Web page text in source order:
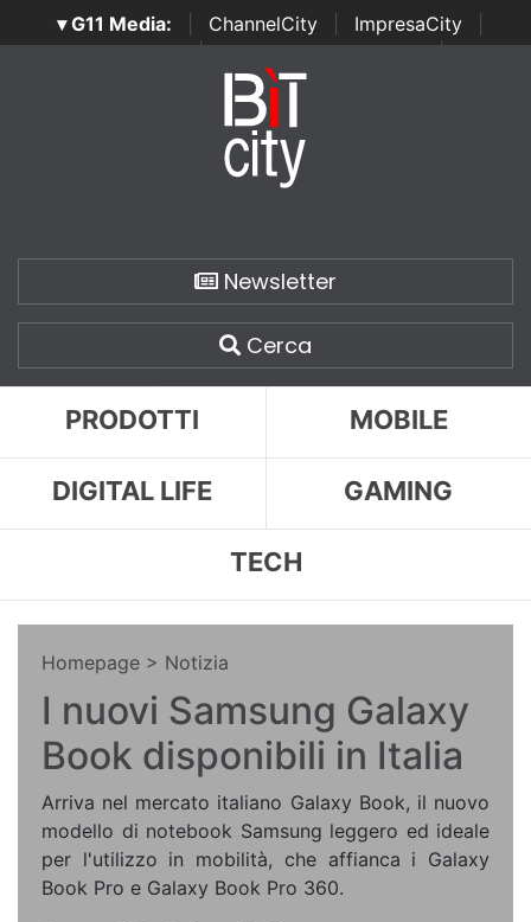
▾ G11 Media: ChannelCity ImpresaCity
SecurityOpenLab | Italian Channel Awards | Italian
Italian Security Awards
Newsletter
Cerca
PRODOTTI MOBILE
DIGITAL LIFE GAMING
TECH
Homepage > Notizia
I nuovi Samsung Galaxy
Book disponibili in Italia
Arriva nel mercato italiano Galaxy Book, il nuovo
modello di notebook Samsung leggero ed ideale
per l'utilizzo in mobilità, che affianca i Galaxy
Book Pro e Galaxy Book Pro 360.